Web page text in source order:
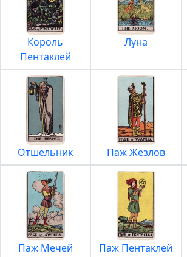
Король
Пентаклей
Луна
Отшельник Паж Жезлов
Паж Мечей Паж Пентаклей